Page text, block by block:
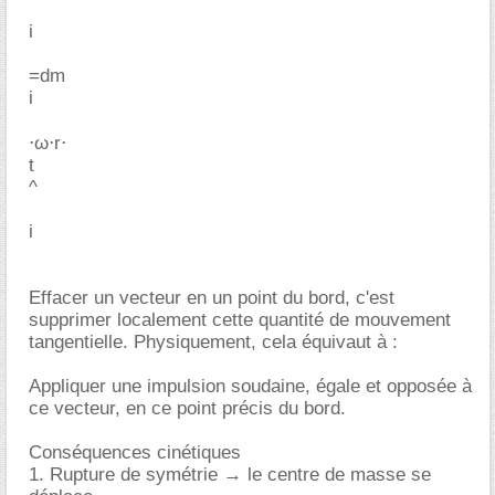
i
=dm
i
⋅ω⋅r⋅
t
^
i
Effacer un vecteur en un point du bord, c'est
supprimer localement cette quantité de mouvement
tangentielle. Physiquement, cela équivaut à :
Appliquer une impulsion soudaine, égale et opposée à
ce vecteur, en ce point précis du bord.
Conséquences cinétiques
1. Rupture de symétrie → le centre de masse se